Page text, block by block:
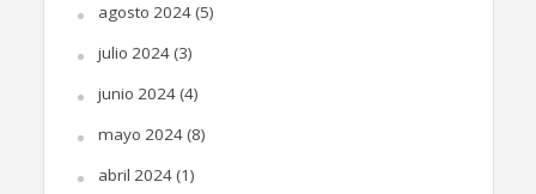
agosto 2024(5)
julio 2024(3)
junio 2024(4)
mayo 2024(8)
abril 2024(1)